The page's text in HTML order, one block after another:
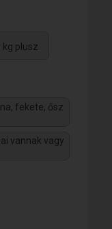
kg plusz
fekete, ősz
vannak vagy